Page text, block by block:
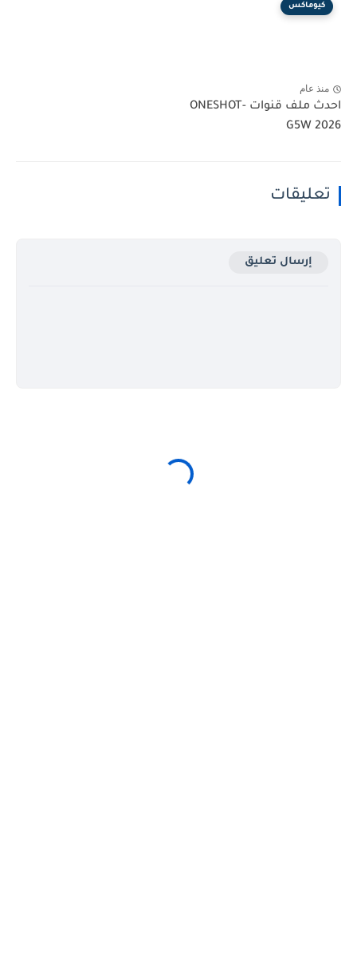
كيوماكس
منذ عام
احدث ملف قنوات ONESHOT-
G5W 2026
تعليقات
إرسال تعليق